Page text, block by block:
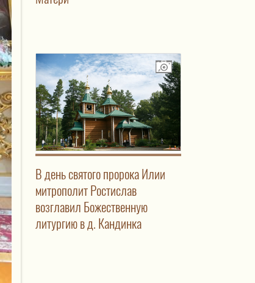
В день святого пророка Илии
митрополит Ростислав
возглавил Божественную
литургию в д. Кандинка